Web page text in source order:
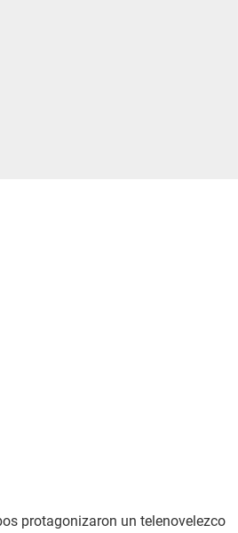
protagonizaron un telenovelezco